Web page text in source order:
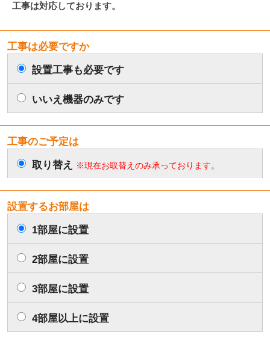
工事は対応しております。
工事は必要ですか
設置工事も必要です
いいえ機器のみです
工事のご予定は
取り替え ※現在お取替えのみ承っております。
設置するお部屋は
1部屋に設置
2部屋に設置
3部屋に設置
4部屋以上に設置